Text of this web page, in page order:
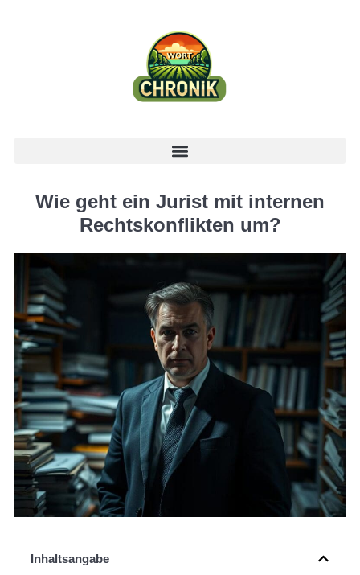
Wie geht ein Jurist mit internen
Rechtskonflikten um?
Inhaltsangabe